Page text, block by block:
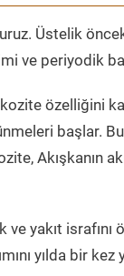
Üstelik
ve periyodik
özelliğini
başlar.
Akışkanın
yakıt israfını
yılda bir kez